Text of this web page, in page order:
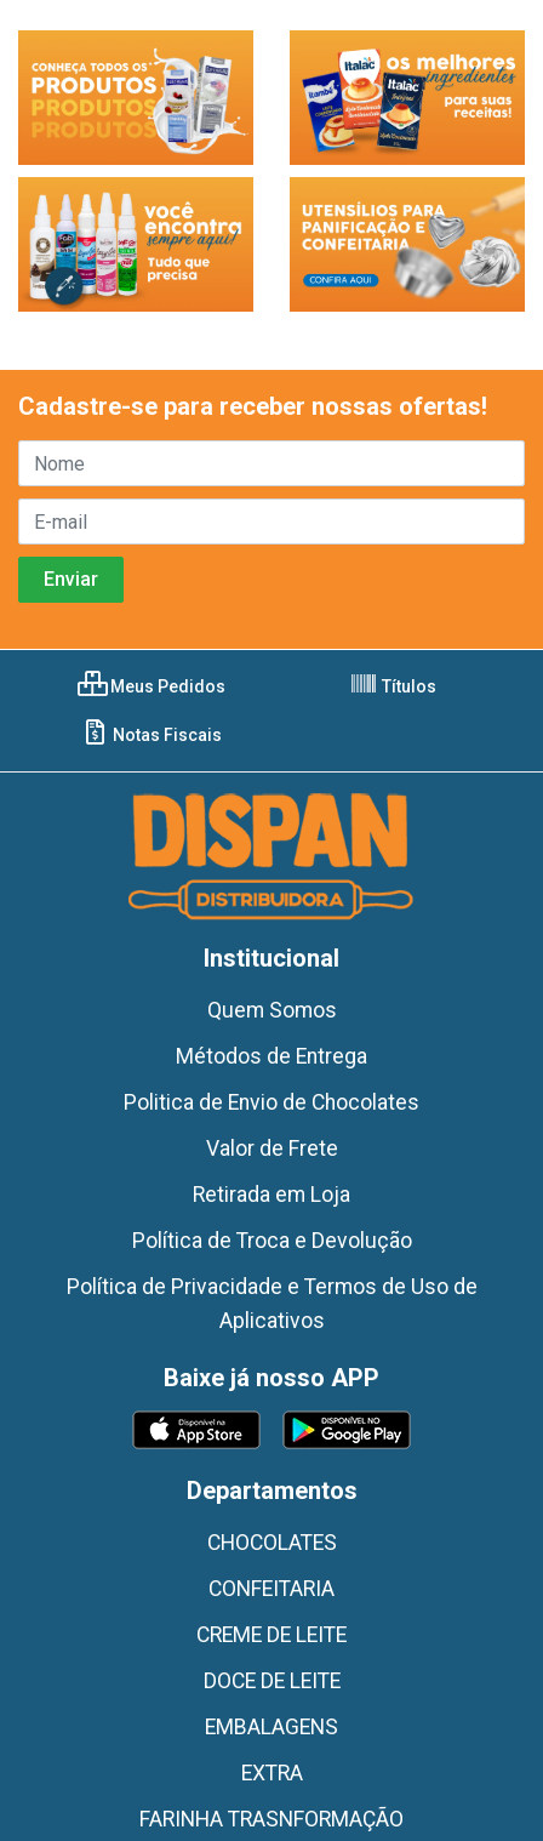
Cadastre-se para receber nossas ofertas!
Meus Pedidos Títulos
Notas Fiscais
Institucional
Quem Somos
Métodos de Entrega
Politica de Envio de Chocolates
Valor de Frete
Retirada em Loja
Política de Troca e Devolução
Política de Privacidade e Termos de Uso de
Aplicativos
Baixe já nosso APP
Departamentos
CHOCOLATES
CONFEITARIA
CREME DE LEITE
DOCE DE LEITE
EMBALAGENS
EXTRA
FARINHA TRASNFORMAÇÃO